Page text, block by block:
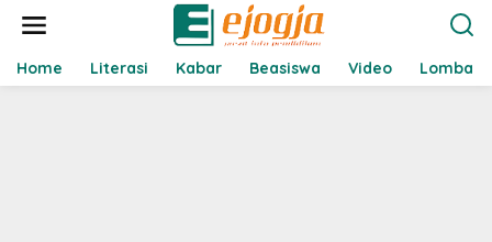
t
Home Literasi Kabar Beasiswa Video Lomba